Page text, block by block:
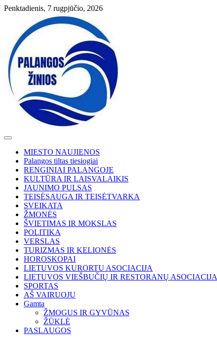
Skip
Penktadienis, 7 rugpjūčio, 2026
MIESTO NAUJIENOS
Palangos tiltas tiesiogiai
RENGINIAI PALANGOJE
KULTŪRA IR LAISVALAIKIS
JAUNIMO PULSAS
TEISĖSAUGA IR TEISĖTVARKA
SVEIKATA
ŽMONĖS
ŠVIETIMAS IR MOKSLAS
POLITIKA
VERSLAS
TURIZMAS IR KELIONĖS
HOROSKOPAI
LIETUVOS KURORTU ASOCIACIJA
LIETUVOS VIEŠBUČIŲ IR RESTORANŲ ASOCIACIJA
SPORTAS
AŠ VAIRUOJU
Gamta
ŽMOGUS IR GYVŪNAS
ŽŪKLĖ
PASLAUGOS